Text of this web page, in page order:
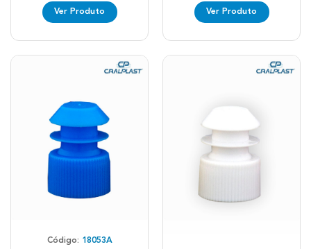
Ver Produto Ver Produto
Código: 18053A